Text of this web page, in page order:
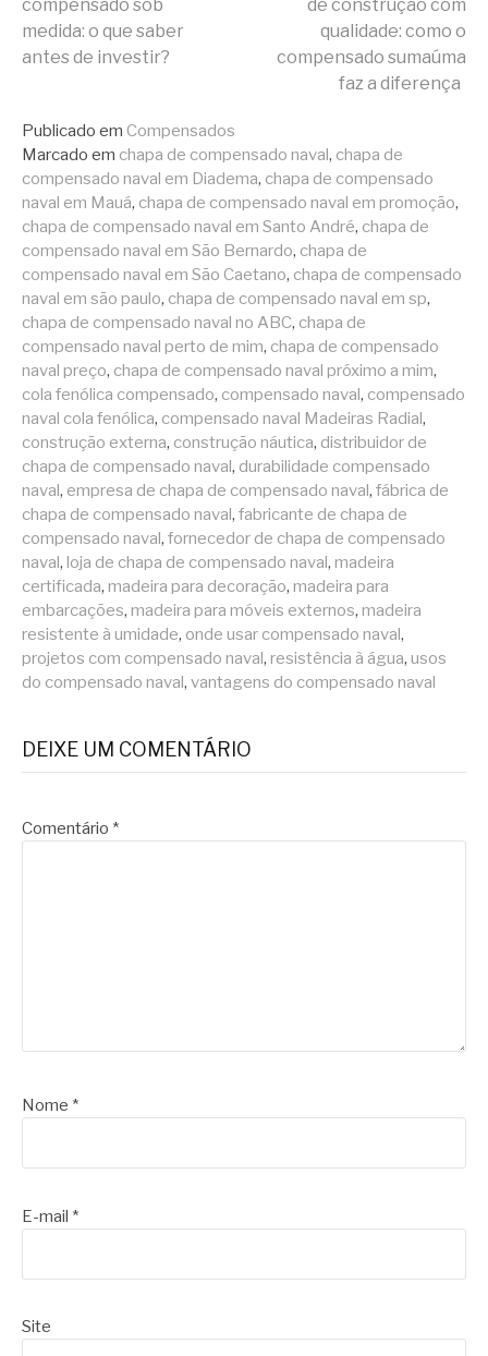
lendo
compensado sob
medida: o que saber
antes de investir?
de construção com
qualidade: como o
compensado sumaúma
faz a diferença
Publicado em Compensados
Marcado em chapa de compensado naval, chapa de
compensado naval em Diadema, chapa de compensado
naval em Mauá, chapa de compensado naval em promoção,
chapa de compensado naval em Santo André, chapa de
compensado naval em São Bernardo, chapa de
compensado naval em São Caetano, chapa de compensado
naval em são paulo, chapa de compensado naval em sp,
chapa de compensado naval no ABC, chapa de
compensado naval perto de mim, chapa de compensado
naval preço, chapa de compensado naval próximo a mim,
cola fenólica compensado, compensado naval, compensado
naval cola fenólica, compensado naval Madeiras Radial,
construção externa, construção náutica, distribuidor de
chapa de compensado naval, durabilidade compensado
naval, empresa de chapa de compensado naval, fábrica de
chapa de compensado naval, fabricante de chapa de
compensado naval, fornecedor de chapa de compensado
naval, loja de chapa de compensado naval, madeira
certificada, madeira para decoração, madeira para
embarcações, madeira para móveis externos, madeira
resistente à umidade, onde usar compensado naval,
projetos com compensado naval, resistência à água, usos
do compensado naval, vantagens do compensado naval
DEIXE UM COMENTÁRIO
Comentário *
Nome *
E-mail *
Site